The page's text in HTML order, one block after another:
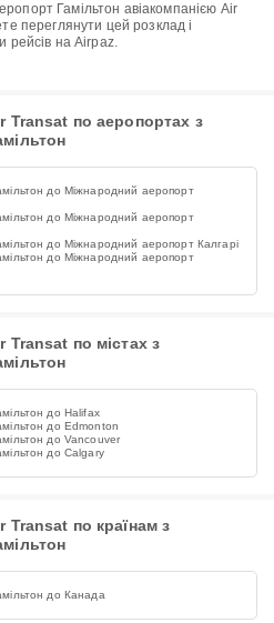
переглянути цей розклад і
рейсів на Airpaz.
по аеропортах з
до Міжнародний аеропорт
до Міжнародний аеропорт
до Міжнародний аеропорт Калгарі
до Міжнародний аеропорт
по містах з
до Halifax
до Edmonton
до Vancouver
до Calgary
по країнам з
до Канада